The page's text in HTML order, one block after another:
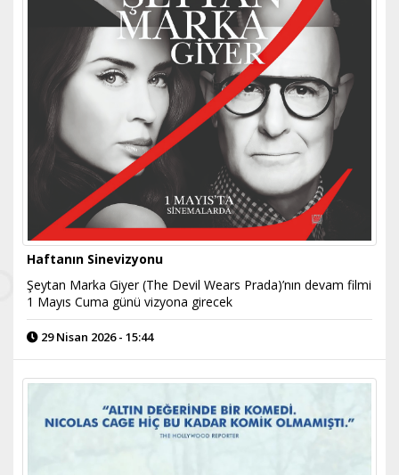
Haftanın Sinevizyonu
Şeytan Marka Giyer (The Devil Wears Prada)’nın devam filmi
1 Mayıs Cuma günü vizyona girecek
29 Nisan 2026 - 15:44